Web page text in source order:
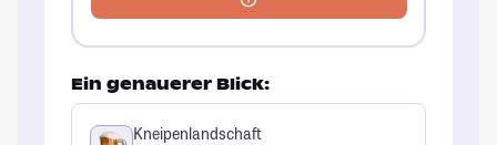
Ein genauerer Blick:
Kneipenlandschaft